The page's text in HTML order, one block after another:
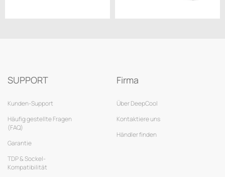
SUPPORT
Kunden-Support
Häufig gestellte Fragen
(FAQ)
Garantie
TDP & Sockel-
Kompatibilität
Firma
Über DeepCool
Kontaktiere uns
Händler finden